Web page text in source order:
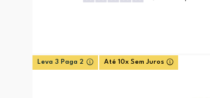
Leva 3 Paga 2 Até 10x Sem Juros